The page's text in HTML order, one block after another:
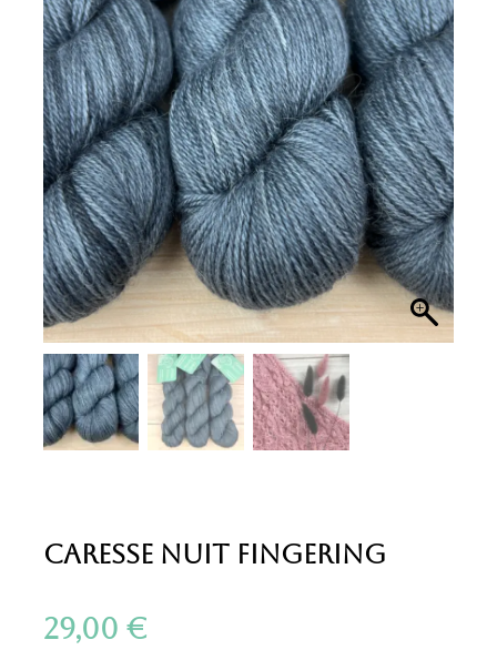
Caresse Nuit Fingering
29,00 €